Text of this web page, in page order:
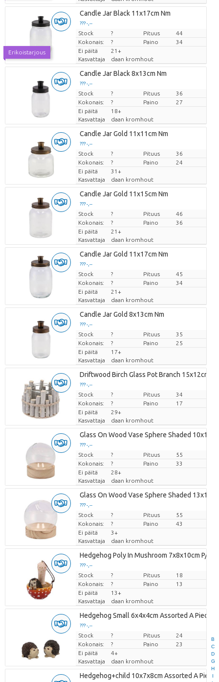
B
C
D
G
H
I
Erikoistarjous
Candle Jar Black 11x17cm Nm
??? -,--
Hinta per kappale
Stock ? Pituus
44
Kokonais:
? Paino
34
Ei päitä
21+
Kasvattaja
daan kromhout
Candle Jar Black 8x13cm Nm
??? -,--
Hinta per kappale
Stock ? Pituus
36
Kokonais:
? Paino
27
Ei päitä
18+
Kasvattaja
daan kromhout
Candle Jar Gold 11x11cm Nm
??? -,--
Hinta per kappale
Stock ? Pituus
36
Kokonais:
? Paino
24
Ei päitä
31+
Kasvattaja
daan kromhout
Candle Jar Gold 11x15cm Nm
??? -,--
Hinta per kappale
Stock ? Pituus
46
Kokonais:
? Paino
36
Ei päitä
21+
Kasvattaja
daan kromhout
Candle Jar Gold 11x17cm Nm
??? -,--
Hinta per kappale
Stock ? Pituus
45
Kokonais:
? Paino
34
Ei päitä
21+
Kasvattaja
daan kromhout
Candle Jar Gold 8x13cm Nm
??? -,--
Hinta per kappale
Stock ? Pituus
35
Kokonais:
? Paino
25
Ei päitä
17+
Kasvattaja
daan kromhout
Driftwood Birch Glass Pot Branch 15x12cm
??? -,--
Hinta per kappale
Stock ? Pituus
34
Kokonais:
? Paino
17
Ei päitä
29+
Kasvattaja
daan kromhout
Glass On Wood Vase Sphere Shaded
??? -,--
Hinta per kappale
Stock ? Pituus
55
Kokonais:
? Paino
33
Ei päitä
28+
Kasvattaja
daan kromhout
Glass On Wood Vase Sphere Shaded
??? -,--
Hinta per kappale
Stock ? Pituus
55
Kokonais:
? Paino
43
Ei päitä
3+
Kasvattaja
daan kromhout
Hedgehog Poly In Mushroom 7x8x10cm P/1
??? -,--
Hinta per kappale
Stock ? Pituus
18
Kokonais:
? Paino
13
Ei päitä
13+
Kasvattaja
daan kromhout
Hedgehog Small 6x4x4cm Assorted A Piece
??? -,--
Hinta per kappale
Stock ? Pituus
24
Kokonais:
? Paino
23
Ei päitä
4+
Kasvattaja
daan kromhout
Hedgehog+child 10x7x8cm Assorted A Piece